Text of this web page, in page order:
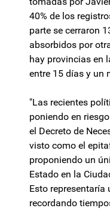
40% de los
parte se cerraron
absorbidos por
hay provincias en
entre 15 días y un
"Las recientes
poniendo en
el Decreto de
visto como el
proponiendo un
Estado en la
Esto
recordando